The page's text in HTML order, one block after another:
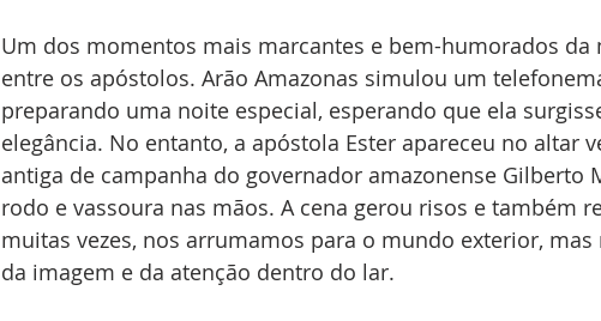
Um dos momentos mais marcantes e bem-humorados da
entre os apóstolos. Arão Amazonas simulou um
preparando uma noite especial, esperando que ela
elegância. No entanto, a apóstola Ester apareceu no altar
antiga de campanha do governador amazonense Gilberto
rodo e vassoura nas mãos. A cena gerou risos e também
muitas vezes, nos arrumamos para o mundo exterior,
da imagem e da atenção dentro do lar.